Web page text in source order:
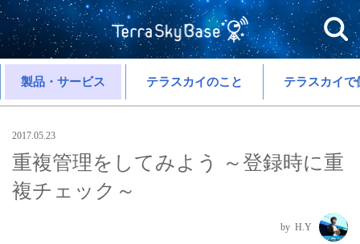
製品・サービス テラスカイのこと テラスカイで
2017.05.23
重複管理をしてみよう ～登録時に重
複チェック～
H.Y